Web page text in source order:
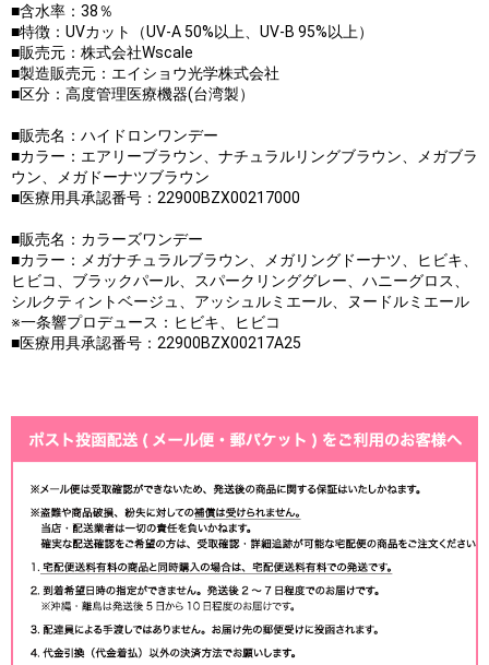
■含水率：38％
■特徴：UVカット（UV-A 50%以上、UV-B 95%以上）
■販売元：株式会社Wscale
■製造販売元：エイショウ光学株式会社
■区分：高度管理医療機器(台湾製）
■販売名：ハイドロンワンデー
■カラー：エアリーブラウン、ナチュラルリングブラウン、メガブラ
ウン、メガドーナツブラウン
■医療用具承認番号：22900BZX00217000
■販売名：カラーズワンデー
■カラー：メガナチュラルブラウン、メガリングドーナツ、ヒビキ、
ヒビコ、ブラックパール、スパークリンググレー、ハニーグロス、
シルクティントベージュ、アッシュルミエール、ヌードルミエール
※一条響プロデュース：ヒビキ、ヒビコ
■医療用具承認番号：22900BZX00217A25